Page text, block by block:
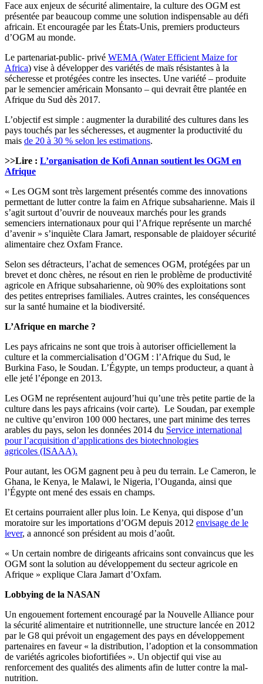
Face aux enjeux de sécurité alimentaire, la culture des OGM est
présentée par beaucoup comme une solution indispensable au défi
africain. Et encouragée par les États-Unis, premiers producteurs
d’OGM au monde.
Le partenariat-public- privé WEMA (Water Efficient Maize for
Africa) vise à développer des variétés de maïs résistantes à la
sécheresse et protégées contre les insectes. Une variété – produite
par le semencier américain Monsanto – qui devrait être plantée en
Afrique du Sud dès 2017.
L’objectif est simple : augmenter la durabilité des cultures dans les
pays touchés par les sécheresses, et augmenter la productivité du
mais de 20 à 30 % selon les estimations.
>>Lire : L’organisation de Kofi Annan soutient les OGM en
Afrique
« Les OGM sont très largement présentés comme des innovations
permettant de lutter contre la faim en Afrique subsaharienne. Mais il
s’agit surtout d’ouvrir de nouveaux marchés pour les grands
semenciers internationaux pour qui l’Afrique représente un marché
d’avenir » s’inquiète Clara Jamart, responsable de plaidoyer sécurité
alimentaire chez Oxfam France.
Selon ses détracteurs, l’achat de semences OGM, protégées par un
brevet et donc chères, ne résout en rien le problème de productivité
agricole en Afrique subsaharienne, où 90% des exploitations sont
des petites entreprises familiales. Autres craintes, les conséquences
sur la santé humaine et la biodiversité.
L’Afrique en marche ?
Les pays africains ne sont que trois à autoriser officiellement la
culture et la commercialisation d’OGM : l’Afrique du Sud, le
Burkina Faso, le Soudan. L’Égypte, un temps producteur, a quant à
elle jeté l’éponge en 2013.
Les OGM ne représentent aujourd’hui qu’une très petite partie de la
culture dans les pays africains (voir carte). Le Soudan, par exemple
ne cultive qu’environ 100 000 hectares, une part minime des terres
arables du pays, selon les données 2014 du Service international
pour l’acquisition d’applications des biotechnologies
agricoles (ISAAA).
Pour autant, les OGM gagnent peu à peu du terrain. Le Cameron, le
Ghana, le Kenya, le Malawi, le Nigeria, l’Ouganda, ainsi que
l’Égypte ont mené des essais en champs.
Et certains pourraient aller plus loin. Le Kenya, qui dispose d’un
moratoire sur les importations d’OGM depuis 2012 envisage de le
lever, a annoncé son président au mois d’août.
« Un certain nombre de dirigeants africains sont convaincus que les
OGM sont la solution au développement du secteur agricole en
Afrique » explique Clara Jamart d’Oxfam.
Lobbying de la NASAN
Un engouement fortement encouragé par la Nouvelle Alliance pour
la sécurité alimentaire et nutritionnelle, une structure lancée en 2012
par le G8 qui prévoit un engagement des pays en développement
partenaires en faveur « la distribution, l’adoption et la consommation
de variétés agricoles biofortifiées ». Un objectif qui vise au
renforcement des qualités des aliments afin de lutter contre la mal-
nutrition.